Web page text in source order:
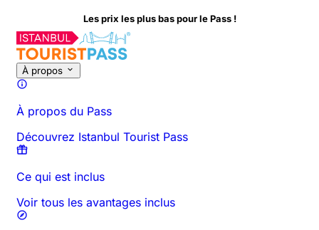
Les prix les plus bas pour le Pass !
À propos
À propos du Pass
Découvrez Istanbul Tourist Pass
Ce qui est inclus
Voir tous les avantages inclus
À propos de cette activité Aperçu Horaires et Durée